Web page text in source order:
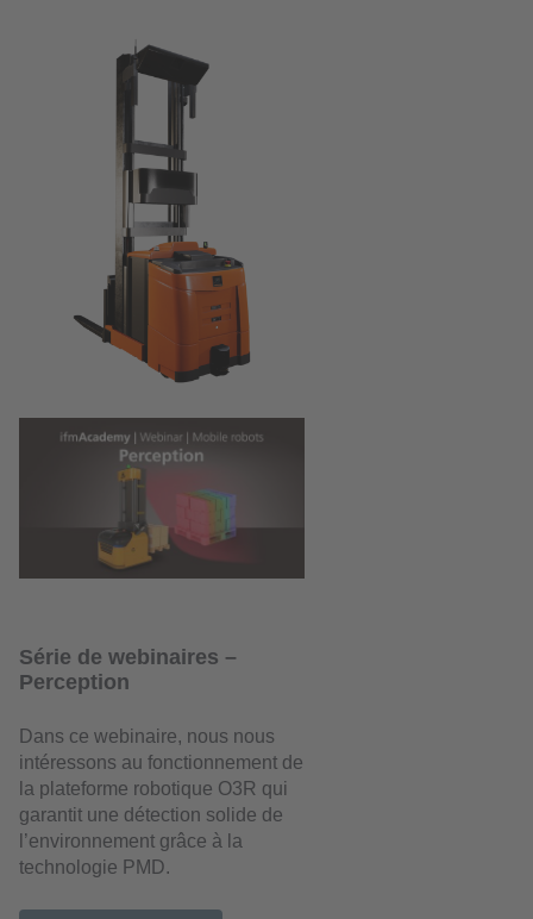
Série de webinaires –
Perception
Dans ce webinaire, nous nous
intéressons au fonctionnement de
la plateforme robotique O3R qui
garantit une détection solide de
l’environnement grâce à la
technologie PMD.